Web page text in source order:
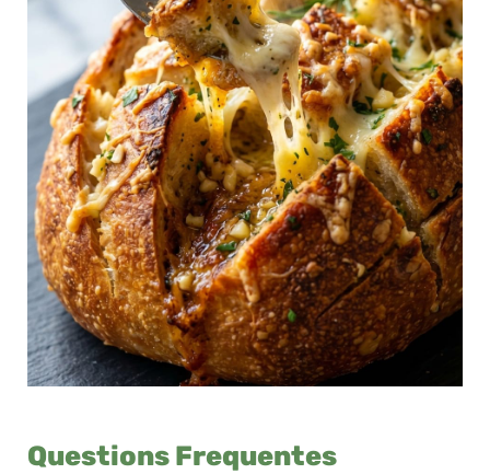
Questions Frequentes